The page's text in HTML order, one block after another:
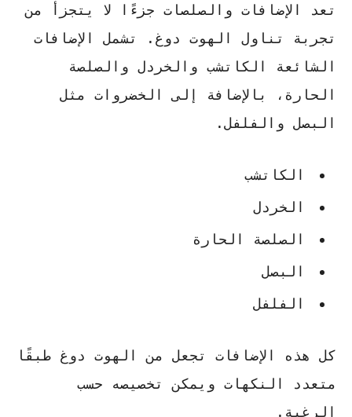
تعد الإضافات والصلصات جزءًا لا يتجزأ من
تجربة تناول الهوت دوغ. تشمل الإضافات
الشائعة
الكاتشب والخردل والصلصة
الحارة ، بالإضافة إلى الخضروات مثل
البصل والفلفل.
الكاتشب
الخردل
الصلصة الحارة
البصل
الفلفل
كل هذه الإضافات تجعل من الهوت دوغ طبقًا
متعدد النكهات ويمكن تخصيصه حسب
الرغبة.